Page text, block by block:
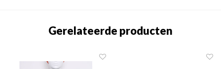
Gerelateerde producten